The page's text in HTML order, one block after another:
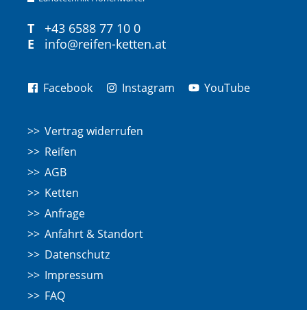
T
+43 6588 77 10 0
E
info@reifen-ketten.at
Facebook Instagram YouTube
Vertrag widerrufen
Reifen
AGB
Ketten
Anfrage
Anfahrt & Standort
Datenschutz
Impressum
FAQ